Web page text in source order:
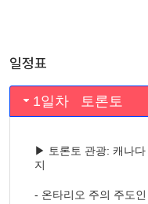
일정표
1일차 토론토
▶ 토론토 관광: 캐나다
지
- 온타리오 주의 주도